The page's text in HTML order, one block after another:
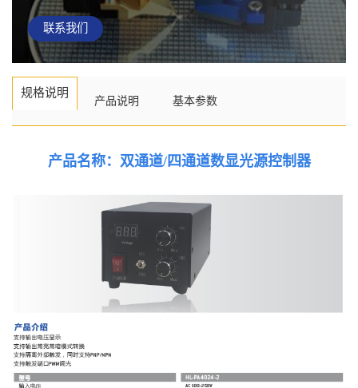
联系我们
规格说明 产品说明 基本参数
产品名称：双通道/四通道数显光源控制器